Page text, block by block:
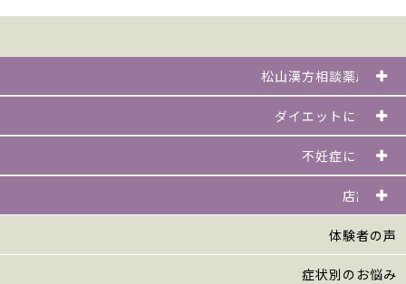
松山漢方相談薬局とは
ダイエットについて
不妊症について
店舗一覧
体験者の声
症状別のお悩み